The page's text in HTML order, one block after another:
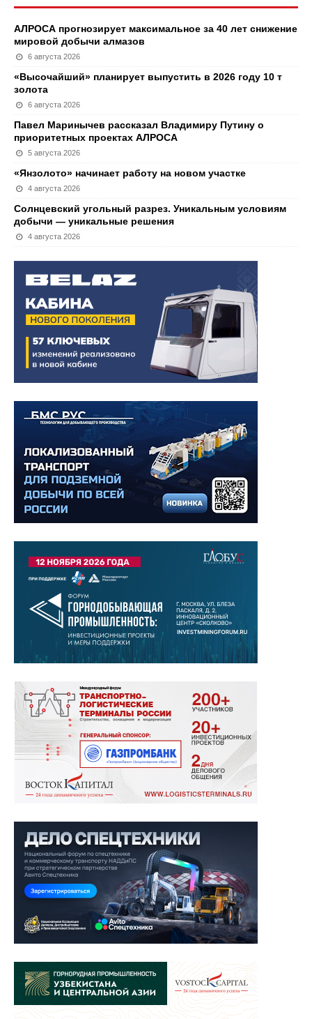
АЛРОСА прогнозирует максимальное за 40 лет снижение
мировой добычи алмазов
6 августа 2026
«Высочайший» планирует выпустить в 2026 году 10 т
золота
6 августа 2026
Павел Маринычев рассказал Владимиру Путину о
приоритетных проектах АЛРОСА
5 августа 2026
«Янзолото» начинает работу на новом участке
4 августа 2026
Солнцевский угольный разрез. Уникальным условиям
добычи — уникальные решения
4 августа 2026